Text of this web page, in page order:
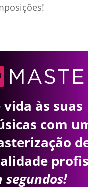
vida às suas
com
segundos!